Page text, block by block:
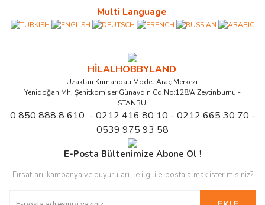
Multi Language
HİLALHOBBYLAND
Uzaktan Kumandalı Model Araç Merkezi
Yenidoğan Mh. Şehitkomiser Günaydın Cd.No:128/A Zeytinburnu -
İSTANBUL
0 850 888 8 610 - 0212 416 80 10 - 0212 665 30 70 -
0539 975 93 58
E-Posta Bültenimize Abone Ol !
Fırsatları, kampanya ve duyuruları ile ilgili e-posta almak ister misiniz?